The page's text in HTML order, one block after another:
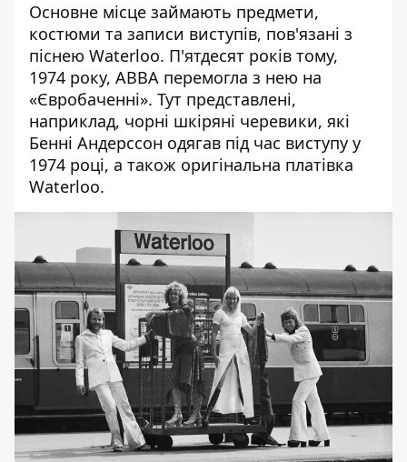
Основне місце займають предмети,
костюми та записи виступів, пов'язані з
піснею Waterloo. П'ятдесят років тому,
1974 року, ABBA перемогла з нею на
«Євробаченні». Тут представлені,
наприклад, чорні шкіряні черевики, які
Бенні Андерссон одягав під час виступу у
1974 році, а також оригінальна платівка
Waterloo.